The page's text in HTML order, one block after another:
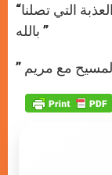
“ورديّة مريم المقدسة، هي السلسلة العذبة التي تصلنا
بالله ”